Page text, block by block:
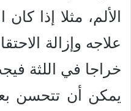
الألم، مثلا إذا
علاجه وإزالة
خراجا في اللثة
يمكن أن تتحسن